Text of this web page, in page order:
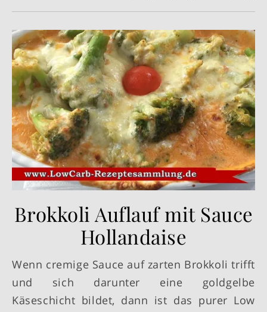
Brokkoli Auflauf mit Sauce
Hollandaise
Wenn cremige Sauce auf zarten Brokkoli trifft
und sich darunter eine goldgelbe
Käseschicht bildet, dann ist das purer Low